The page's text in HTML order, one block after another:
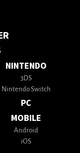
NINTENDO
3DS
Nintendo Switch
PC
MOBILE
Android
iOS